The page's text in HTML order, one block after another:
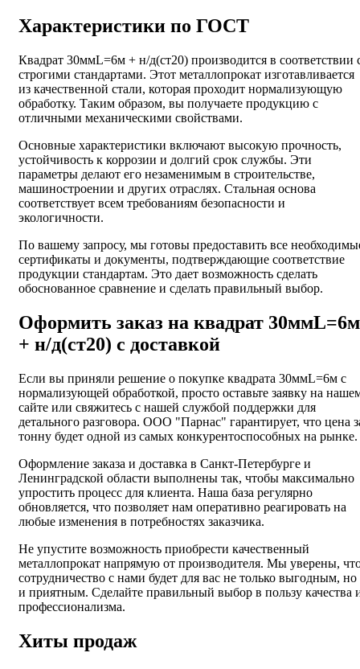
Характеристики по ГОСТ
Квадрат 30ммL=6м + н/д(ст20) производится в соответствии
строгими стандартами. Этот металлопрокат изготавливается
из качественной стали, которая проходит нормализующую
обработку. Таким образом, вы получаете продукцию с
отличными механическими свойствами.
Основные характеристики включают высокую прочность,
устойчивость к коррозии и долгий срок службы. Эти
параметры делают его незаменимым в строительстве,
машиностроении и других отраслях. Стальная основа
соответствует всем требованиям безопасности и
экологичности.
По вашему запросу, мы готовы предоставить все
сертификаты и документы, подтверждающие соответствие
продукции стандартам. Это дает возможность сделать
обоснованное сравнение и сделать правильный выбор.
Оформить заказ на квадрат 30ммL=6м
+ н/д(ст20) с доставкой
Если вы приняли решение о покупке квадрата 30ммL=6м с
нормализующей обработкой, просто оставьте заявку на
сайте или свяжитесь с нашей службой поддержки для
детального разговора. ООО "Парнас" гарантирует, что цена
тонну будет одной из самых конкурентоспособных на рынке.
Оформление заказа и доставка в Санкт-Петербурге и
Ленинградской области выполнены так, чтобы максимально
упростить процесс для клиента. Наша база регулярно
обновляется, что позволяет нам оперативно реагировать на
любые изменения в потребностях заказчика.
Не упустите возможность приобрести качественный
металлопрокат напрямую от производителя. Мы уверены,
сотрудничество с нами будет для вас не только выгодным, но
и приятным. Сделайте правильный выбор в пользу качества
профессионализма.
Хиты продаж